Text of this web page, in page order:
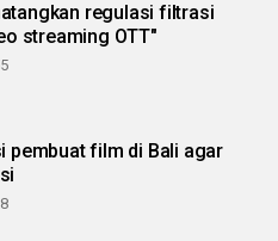
regulasi filtrasi
streaming OTT"
pembuat film di Bali agar